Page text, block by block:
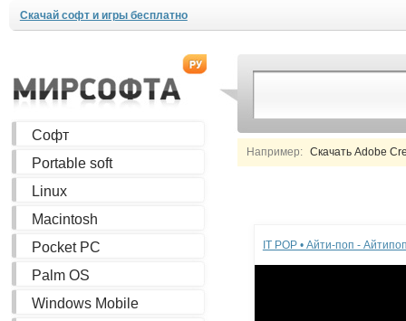
Скачай софт и игры бесплатно
Например: Скачать Adobe
Софт
Portable soft
Linux
Macintosh
Pocket PC
Palm OS
Windows Mobile
IT POP • Айти-поп -